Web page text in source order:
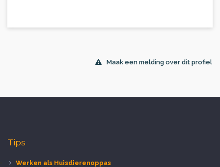
Maak een melding over dit profiel
Tips
Werken als Huisdierenoppas